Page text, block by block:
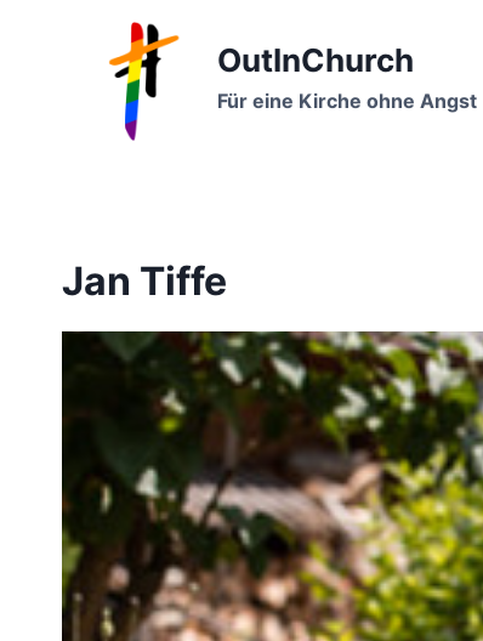
OutInChurch
Für eine Kirche ohne Angst
Jan Tiffe